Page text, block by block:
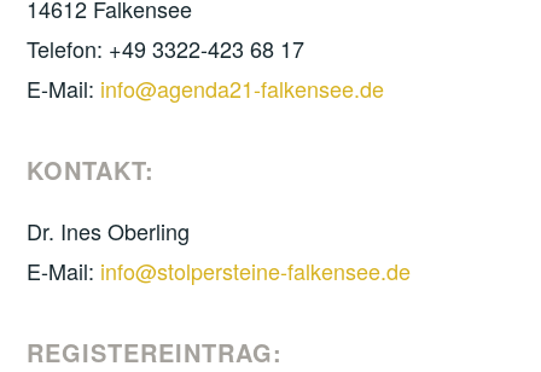
14612 Falkensee
Telefon: +49 3322-423 68 17
E-Mail: info@agenda21-falkensee.de
KONTAKT:
Dr. Ines Oberling
E-Mail: info@stolpersteine-falkensee.de
REGISTEREINTRAG: